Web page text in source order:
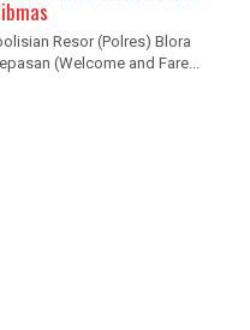
Resor (Polres) Blora
(Welcome and Fare...